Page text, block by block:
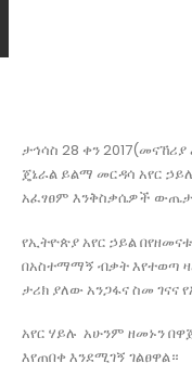
ታኅሳስ 28 ቀን
ጄኔራል ይልማ መርዳሳ አየር
አፈፃፀም እንቅስቃሴዎች
የኢትዮጵያ አየር ኃይል
በአስተማማኝ ብቃት እየተወጣ
ታሪክ ያለው አንጋፋና ስመ ገናና
አየር ሃይሉ አሁንም ዘመኑን
እየጠበቀ እንደሚገኝ ገልፀዋል።